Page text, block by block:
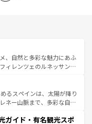
、自然と多彩な魅力にあふ
ィレンツェのルネッサンス
風景やアマルフィ海岸の絶
。観光の合間には、本場の
リア料理を堪能することも
られない旅をしてみよう！
るスペインは、太陽が降り
ネー山脈まで、多彩な自然
的なフラメンコ、熱気あふ
ガイド・有名観光スポ